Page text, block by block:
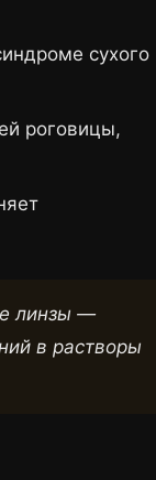
сухого
роговицы,
линзы —
в растворы